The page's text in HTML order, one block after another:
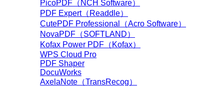
PicoPDF（NCH Software）
PDF Expert（Readdle）
CutePDF Professional（Acro Software）
NovaPDF（SOFTLAND）
Kofax Power PDF（Kofax）
WPS Cloud Pro
PDF Shaper
DocuWorks
AxelaNote（TransRecog）